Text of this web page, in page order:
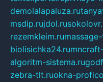
demolalapaluza.ru
msdip.rujdol.ru
rezemkleim.ru
biolisichka24.ru
algoritm-sistema.ru
zebra-tlt.ruokna-